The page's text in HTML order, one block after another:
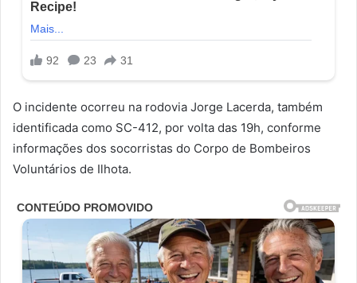
O incidente ocorreu na rodovia Jorge Lacerda, também
identificada como SC-412, por volta das 19h, conforme
informações dos socorristas do Corpo de Bombeiros
Voluntários de Ilhota.